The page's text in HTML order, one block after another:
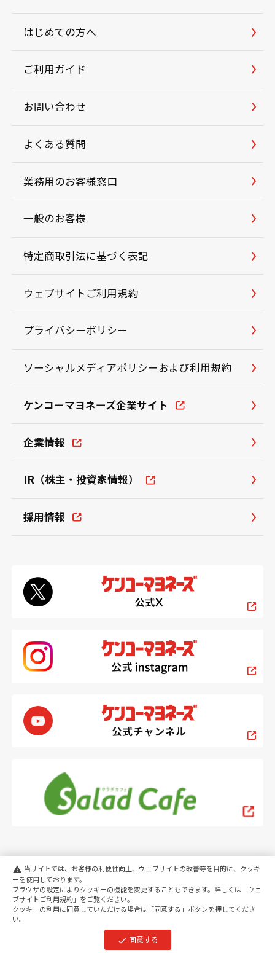
PC スマートフォン
はじめての方へ
ご利用ガイド
お問い合わせ
よくある質問
業務用のお客様窓口
一般のお客様
特定商取引法に基づく表記
ウェブサイトご利用規約
プライバシーポリシー
ソーシャルメディアポリシーおよび利用規約
ケンコーマヨネーズ企業サイト
企業情報
IR（株主・投資家情報）
採用情報
copyright KENKO Mayonnaise Co.,Ltd.All rights reserved.
warning 当サイトでは、お客様の利便性向上、ウェブサイトの改善等を目的に、クッキ
ーを使用しております。
ブラウザの設定によりクッキーの機能を変更することもできます。詳しくは「ウェ
ブサイトご利用規約」をご覧ください。
クッキーの利用に同意していただける場合は「同意する」ボタンを押してくださ
い。
check 同意する